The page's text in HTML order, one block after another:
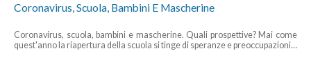
Coronavirus, Scuola, Bambini E Mascherine
Coronavirus, scuola, bambini e mascherine. Quali prospettive? Mai come
quest'anno la riapertura della scuola si tinge di speranze e preoccupazioni…